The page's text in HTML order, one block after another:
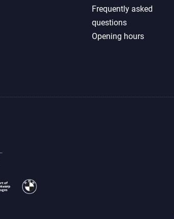
Frequently asked
questions
Opening hours